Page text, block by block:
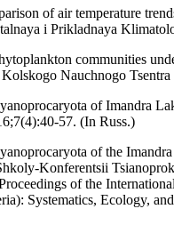
of air temperature
i Prikladnaya
communities
Nauchnogo
of Imandra
57. (In Russ.)
of the
Konferentsii
of the
Systematics, Ecology,